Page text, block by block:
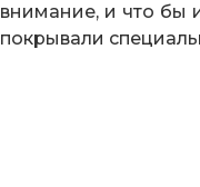
внимание, и что бы
покрывали